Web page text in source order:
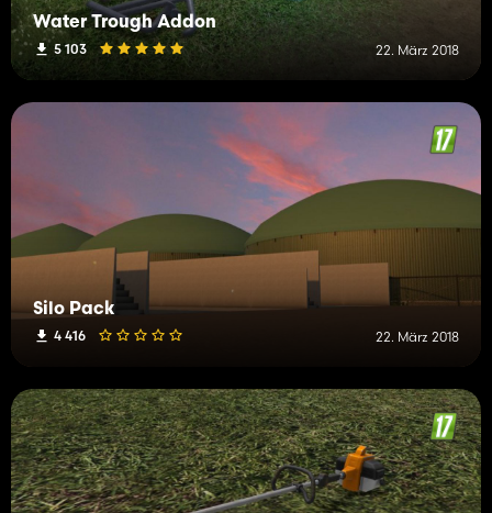
Water Trough Addon
5 103 22. März 2018
Silo Pack
4 416 22. März 2018